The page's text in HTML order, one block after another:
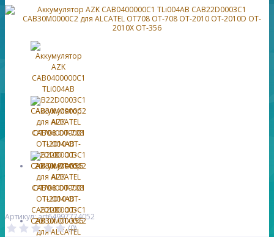
Артикул: art64997774052
(0)